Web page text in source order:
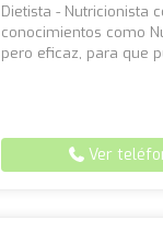
Dietista - Nutricionista
conocimientos como
pero eficaz, para que
Ver